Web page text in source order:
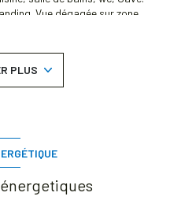
Vue dégagée sur zone
: 384,02 € TTC Agent
/ rédaction du bail 295,40 € TTC
€ TTC Dépôt de garantie : 680
PLUS